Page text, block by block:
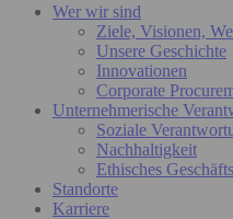
Wer wir sind
Ziele, Visionen,
Unsere Geschichte
Innovationen
Corporate
Unternehmerische
Soziale
Nachhaltigkeit
Ethisches
Standorte
Karriere